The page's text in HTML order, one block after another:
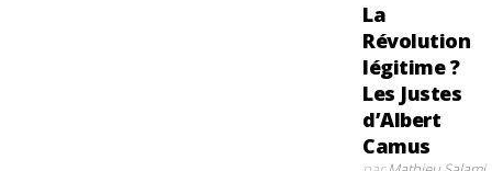
La
Révolution
légitime ?
Les Justes
d’Albert
Camus